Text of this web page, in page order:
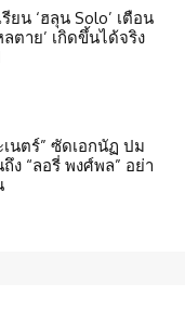
น ‘ฮลุน Solo’ เตือน
ตาย’ เกิดขึ้นได้จริง
นตร์” ซัดเอกนัฏ ปม
ง “ลอรี่ พงศ์พล” อย่า